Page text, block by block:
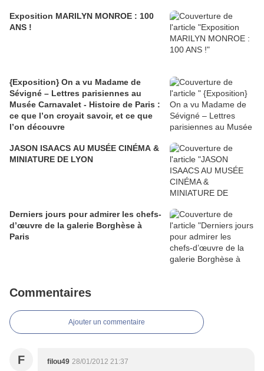
Exposition MARILYN MONROE : 100
ANS !
{Exposition} On a vu Madame de
Sévigné – Lettres parisiennes au
Musée Carnavalet - Histoire de Paris :
ce que l’on croyait savoir, et ce que
l’on découvre
JASON ISAACS AU MUSÉE CINÉMA &
MINIATURE DE LYON
Derniers jours pour admirer les chefs-
d’œuvre de la galerie Borghèse à
Paris
Commentaires
Ajouter un commentaire
F filou49 28/01/2012 21:37